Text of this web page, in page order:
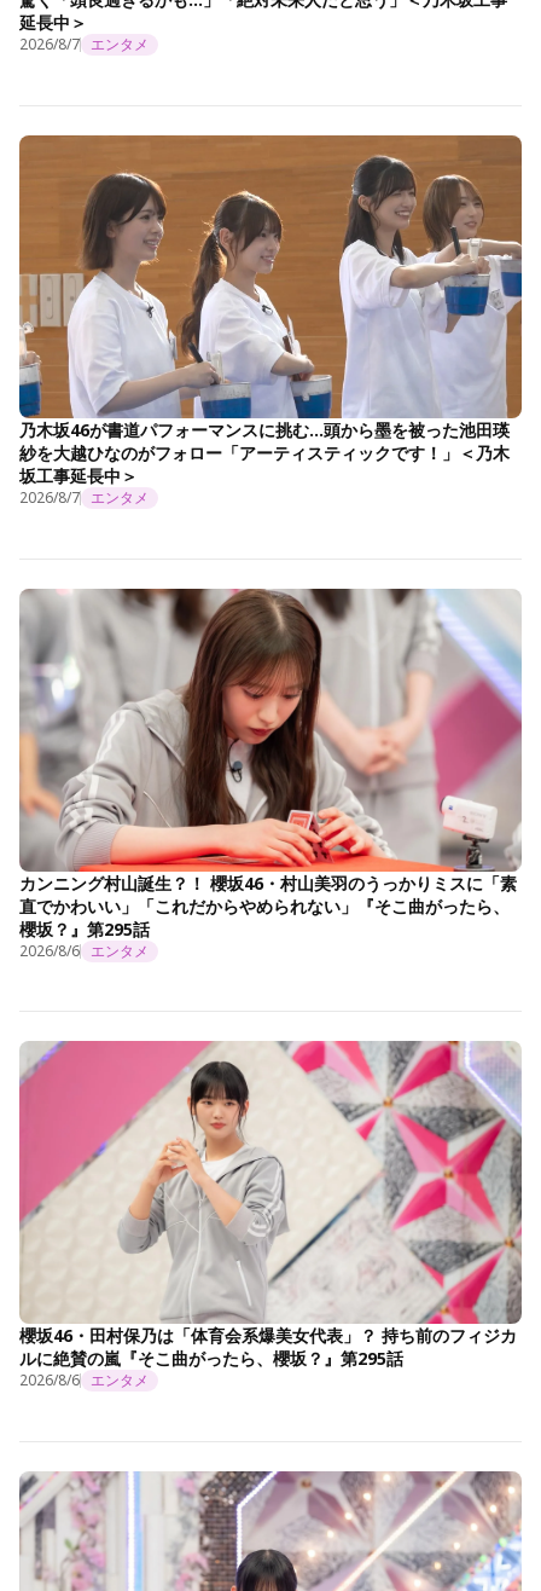
延長中＞
2026/8/7 エンタメ
乃木坂46が書道パフォーマンスに挑む…頭から墨を被った池田瑛
紗を大越ひなのがフォロー「アーティスティックです！」＜乃木
坂工事延長中＞
2026/8/7 エンタメ
カンニング村山誕生？！ 櫻坂46・村山美羽のうっかりミスに「素
直でかわいい」「これだからやめられない」『そこ曲がったら、
櫻坂？』第295話
2026/8/6 エンタメ
櫻坂46・田村保乃は「体育会系爆美女代表」？ 持ち前のフィジカ
ルに絶賛の嵐『そこ曲がったら、櫻坂？』第295話
2026/8/6 エンタメ